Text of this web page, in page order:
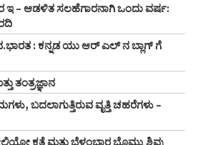
ಇ – ಆಡಳಿತ ಸಲಹೆಗಾರನಾಗಿ ಒಂದು ವರ್ಷ:
: ಕನ್ನಡ ಯು ಆರ್‌ ಎಲ್‌ ನ ಬ್ಲಾಗ್‌ ಗೆ
ತಂತ್ರಜ್ಞಾನ
ಬದಲಾಗುತ್ತಿರುವ ವೃತ್ತಿ ಚಹರೆಗಳು –
ಕತೆ ಮತ್ತು ಬೆಳಂಬಾರ ಬೊಮ್ಮು ಶಿವು